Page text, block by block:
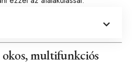
multifunkciós